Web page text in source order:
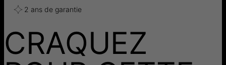
2 ans de garantie
CRAQUEZ